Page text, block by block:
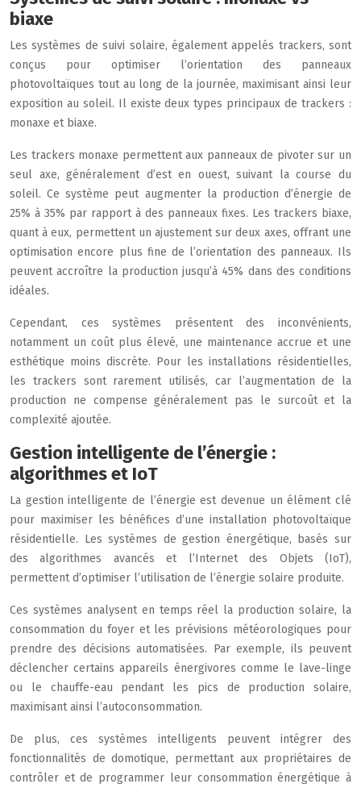
biaxe
Les systèmes de suivi solaire, également appelés trackers, sont
conçus pour optimiser l’orientation des panneaux
photovoltaïques tout au long de la journée, maximisant ainsi leur
exposition au soleil. Il existe deux types principaux de trackers :
monaxe et biaxe.
Les trackers monaxe permettent aux panneaux de pivoter sur un
seul axe, généralement d’est en ouest, suivant la course du
soleil. Ce système peut augmenter la production d’énergie de
25% à 35% par rapport à des panneaux fixes. Les trackers biaxe,
quant à eux, permettent un ajustement sur deux axes, offrant une
optimisation encore plus fine de l’orientation des panneaux. Ils
peuvent accroître la production jusqu’à 45% dans des conditions
idéales.
Cependant, ces systèmes présentent des inconvénients,
notamment un coût plus élevé, une maintenance accrue et une
esthétique moins discrète. Pour les installations résidentielles,
les trackers sont rarement utilisés, car l’augmentation de la
production ne compense généralement pas le surcoût et la
complexité ajoutée.
Gestion intelligente de l’énergie :
algorithmes et IoT
La gestion intelligente de l’énergie est devenue un élément clé
pour maximiser les bénéfices d’une installation photovoltaïque
résidentielle. Les systèmes de gestion énergétique, basés sur
des algorithmes avancés et l’Internet des Objets (IoT),
permettent d’optimiser l’utilisation de l’énergie solaire produite.
Ces systèmes analysent en temps réel la production solaire, la
consommation du foyer et les prévisions météorologiques pour
prendre des décisions automatisées. Par exemple, ils peuvent
déclencher certains appareils énergivores comme le lave-linge
ou le chauffe-eau pendant les pics de production solaire,
maximisant ainsi l’autoconsommation.
De plus, ces systèmes intelligents peuvent intégrer des
fonctionnalités de domotique, permettant aux propriétaires de
contrôler et de programmer leur consommation énergétique à